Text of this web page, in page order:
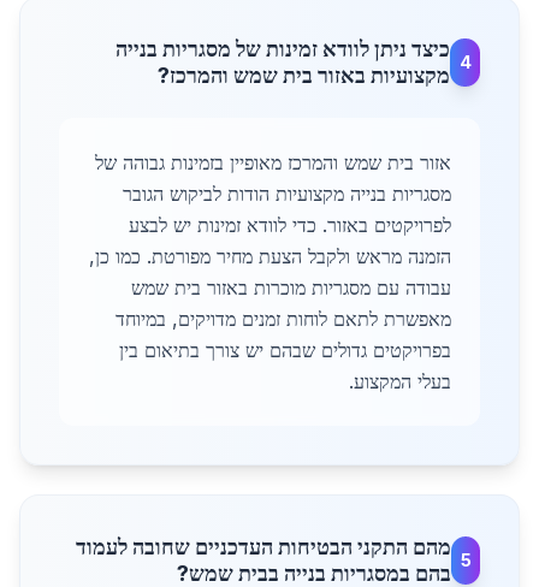
4
כיצד ניתן לוודא זמינות של מסגריות בנייה
מקצועיות באזור בית שמש והמרכז?
אזור בית שמש והמרכז מאופיין בזמינות גבוהה של
מסגריות בנייה מקצועיות הודות לביקוש הגובר
לפרויקטים באזור. כדי לוודא זמינות יש לבצע
הזמנה מראש ולקבל הצעת מחיר מפורטת. כמו כן,
עבודה עם מסגריות מוכרות באזור בית שמש
מאפשרת לתאם לוחות זמנים מדויקים, במיוחד
בפרויקטים גדולים שבהם יש צורך בתיאום בין
בעלי המקצוע.
5
מהם התקני הבטיחות העדכניים שחובה לעמוד
בהם במסגריות בנייה בבית שמש?